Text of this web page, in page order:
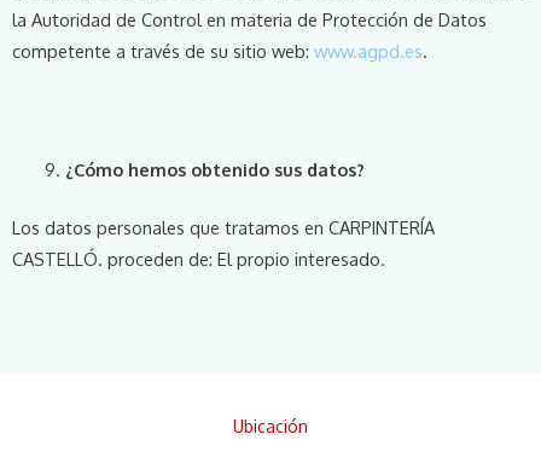
la Autoridad de Control en materia de Protección de Datos
competente a través de su sitio web: www.agpd.es.
¿Cómo hemos obtenido sus datos?
Los datos personales que tratamos en CARPINTERÍA
CASTELLÓ. proceden de: El propio interesado.
Ubicación